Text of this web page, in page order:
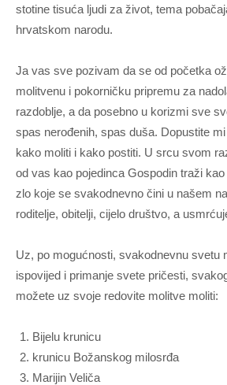
stotine tisuća ljudi za život, tema
hrvatskom narodu.
Ja vas sve pozivam da se od početka
molitvenu i pokorničku pripremu za
razdoblje, a da posebno u korizmi sve
spas nerođenih, spas duša. Dopustite
kako moliti i kako postiti. U srcu svom
od vas kao pojedinca Gospodin traži
zlo koje se svakodnevno čini u našem
roditelje, obitelji, cijelo društvo, a
Uz, po mogućnosti, svakodnevnu svetu
ispovijed i primanje svete pričesti,
možete uz svoje redovite molitve moliti:
Bijelu krunicu
krunicu Božanskog milosrđa
Marijin Veliča